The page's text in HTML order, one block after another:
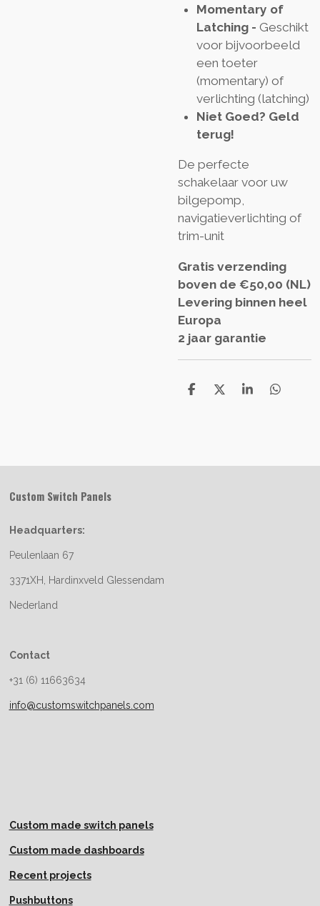
Momentary of
Latching - Geschikt
voor bijvoorbeeld
een toeter
(momentary) of
verlichting (latching)
Niet Goed? Geld
terug!
De perfecte
schakelaar voor uw
bilgepomp,
navigatieverlichting of
trim-unit
Gratis verzending
boven de €50,00 (NL)
Levering binnen heel
Europa
2 jaar garantie
S
S
S
S
Custom Switch Panels
Headquarters:
Peulenlaan 67
3371XH, Hardinxveld GIessendam
Nederland
Contact
+31 (6) 11663634
info@customswitchpanels.com
Custom made switch panels
Custom made dashboards
Recent projects
Pushbuttons